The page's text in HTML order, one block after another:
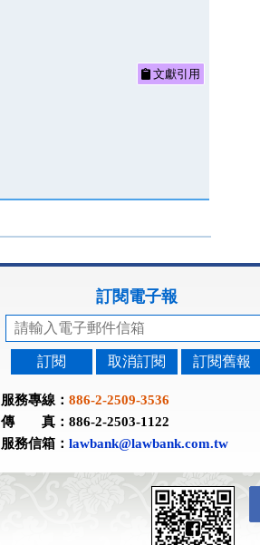
文獻引用
訂閱電子報
訂閱 取消訂閱 訂閱舊報
服務專線： 886-2-2509-3536
傳 真：886-2-2503-1122
服務信箱： lawbank@lawbank.com.tw